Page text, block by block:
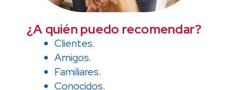
¿A quién puedo recomendar?
Clientes.
Amigos.
Familiares.
Conocidos.